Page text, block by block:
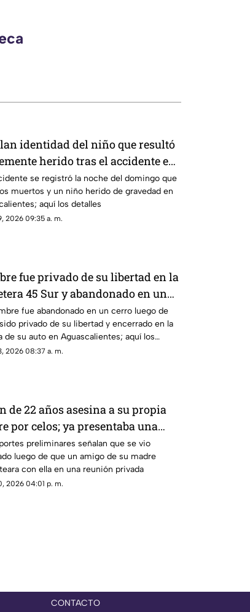
identidad del niño que resultó
herido tras el accidente en
28 en Jesús María
se registró la noche del domingo que
muertos y un niño herido de gravedad en
aquí los detalles
2026 09:35 a. m.
fue privado de su libertad en la
45 Sur y abandonado en un
en Aguascalientes; ¿cómo
fue abandonado en un cerro luego de
privado de su libertad y encerrado en la
de su auto en Aguascalientes; aquí los
2026 08:37 a. m.
de 22 años asesina a su propia
por celos; ya presentaba una
por intento de homicidio de
pareja
preliminares señalan que se vio
luego de que un amigo de su madre
con ella en una reunión privada
2026 04:01 p. m.
CONTACTO